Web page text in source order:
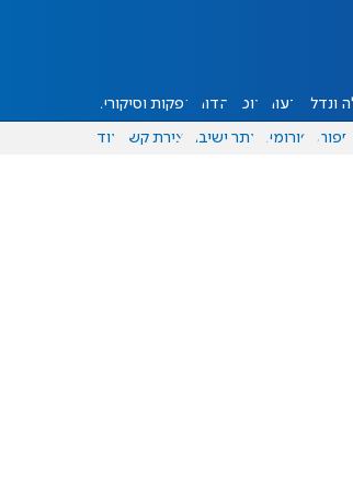
ונדל"ן דעות אוכל יהדות הפקות וסיקורים
ספורט פורומים אתר ישיבה יצירת קשר עוד